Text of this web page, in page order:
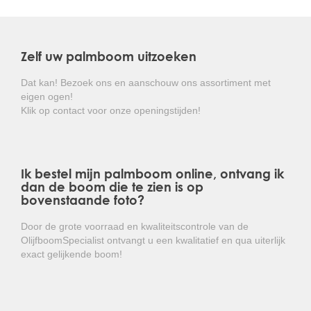
Alle Chinese waaierpalmen uit het assortiment van de
tuincentrumkwaliteit. Deze palmen worden veelal snel
opgekweekt in kassen met een hoge temperatuur en
Kortom: een zeer sterke palm met mooie
waaiervormige bladeren en die weinig onderhoud
vergt!
Zelf uw palmboom uitzoeken
Dat kan! Bezoek ons en aanschouw ons assortiment met
eigen ogen!
Klik op contact voor onze openingstijden!
Ik bestel mijn palmboom online, ontvang ik
dan de boom die te zien is op
bovenstaande foto?
Door de grote voorraad en kwaliteitscontrole van de
OlijfboomSpecialist ontvangt u een kwalitatief en qua uiterlijk
exact gelijkende boom!